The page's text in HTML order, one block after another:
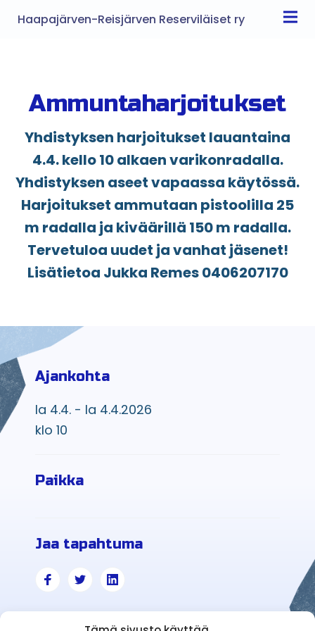
Haapajärven-Reisjärven Reserviläiset ry
Ammuntaharjoitukset
Yhdistyksen harjoitukset lauantaina
4.4. kello 10 alkaen varikonradalla.
Yhdistyksen aseet vapaassa käytössä.
Harjoitukset ammutaan pistoolilla 25
m radalla ja kiväärillä 150 m radalla.
Tervetuloa uudet ja vanhat jäsenet!
Lisätietoa Jukka Remes 0406207170
Ajankohta
la 4.4. - la 4.4.2026
klo 10
Paikka
Jaa tapahtuma